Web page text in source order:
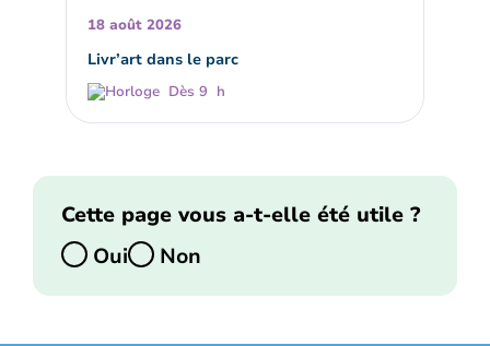
18 août 2026
Livr’art dans le parc
Dès 9 h
Cette page vous a-t-elle été utile ?
Oui
Non